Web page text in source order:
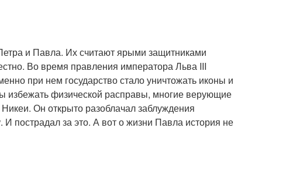
и Павла. Их считают ярыми защитниками
Во время правления императора Льва III
при нем государство стало уничтожать иконы и
избежать физической расправы, многие верующие
Он открыто разоблачал заблуждения
пострадал за это. А вот о жизни Павла история не